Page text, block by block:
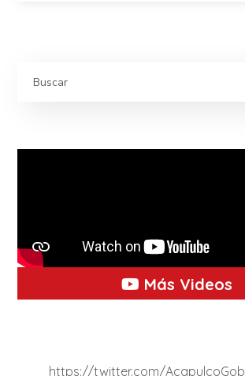
Más Videos
https://twitter.com/AcapulcoGob